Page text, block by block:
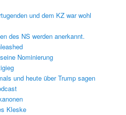
und dem KZ war wohl
des NS werden anerkannt.
Nominierung
und heute über Trump sagen
Kleske